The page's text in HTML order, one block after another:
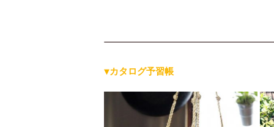
▼カタログ予習帳